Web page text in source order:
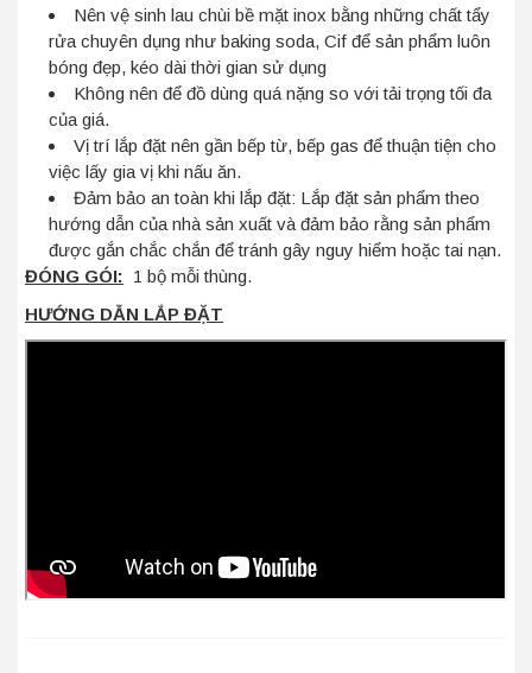
Nên vệ sinh lau chùi bề mặt inox bằng những chất tẩy
rửa chuyên dụng như baking soda, Cif để sản phẩm luôn
bóng đẹp, kéo dài thời gian sử dụng
Không nên để đồ dùng quá nặng so với tải trọng tối đa
của giá.
Vị trí lắp đặt nên gần bếp từ, bếp gas để thuận tiện cho
việc lấy gia vị khi nấu ăn.
Đảm bảo an toàn khi lắp đặt: Lắp đặt sản phẩm theo
hướng dẫn của nhà sản xuất và đảm bảo rằng sản phẩm
được gắn chắc chắn để tránh gây nguy hiểm hoặc tai nạn.
ĐÓNG GÓI: 1 bộ mỗi thùng.
HƯỚNG DẪN LẮP ĐẶT